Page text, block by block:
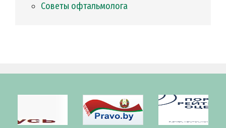
Советы офтальмолога